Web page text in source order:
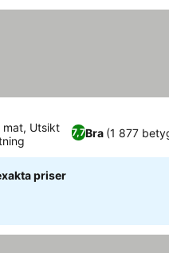
7,7Bra (1 877
mat, Utsikt
priser